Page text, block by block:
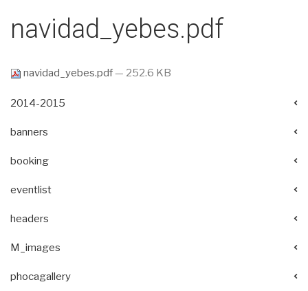
navidad_yebes.pdf
navidad_yebes.pdf— 252.6 KB
2014-2015
banners
booking
eventlist
headers
M_images
phocagallery